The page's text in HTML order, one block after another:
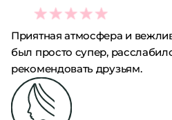
5
Приятная атмосфера и
был просто супер,
рекомендовать друзьям.